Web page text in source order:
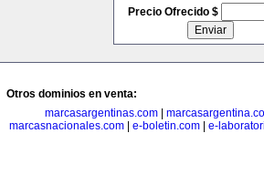
Precio Ofrecido $
Otros dominios en venta:
marcasargentinas.com
marcasnacionales.com| e-boletin.com| e-